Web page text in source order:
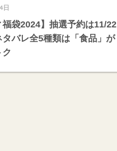
日
福袋2024】抽選予約は11/22
タバレ全5種類は「食品」が